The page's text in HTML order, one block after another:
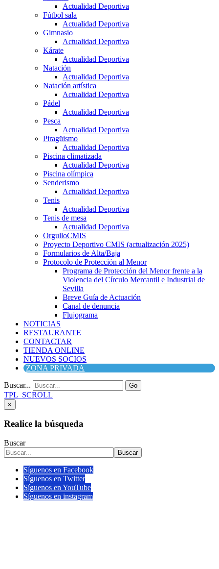
Actualidad Deportiva
Fútbol sala
Actualidad Deportiva
Gimnasio
Actualidad Deportiva
Kárate
Actualidad Deportiva
Natación
Actualidad Deportiva
Natación artística
Actualidad Deportiva
Pádel
Actualidad Deportiva
Pesca
Actualidad Deportiva
Piragüismo
Actualidad Deportiva
Piscina climatizada
Actualidad Deportiva
Piscina olímpica
Senderismo
Actualidad Deportiva
Tenis
Actualidad Deportiva
Tenis de mesa
Actualidad Deportiva
OrgulloCMIS
Proyecto Deportivo CMIS (actualización 2025)
Formularios de Alta/Baja
Protocolo de Protección al Menor
Programa de Protección del Menor frente a la
Violencia del Círculo Mercantil e Industrial de
Sevilla
Breve Guía de Actuación
Canal de denuncia
Flujograma
NOTICIAS
RESTAURANTE
CONTACTAR
TIENDA ONLINE
NUEVOS SOCIOS
ZONA PRIVADA
Buscar... Go
TPL_SCROLL
×
Realice la búsqueda
Buscar
Buscar
Síguenos en Facebook
Síguenos en Twitter
Síguenos en YouTube
Síguenos en instagram